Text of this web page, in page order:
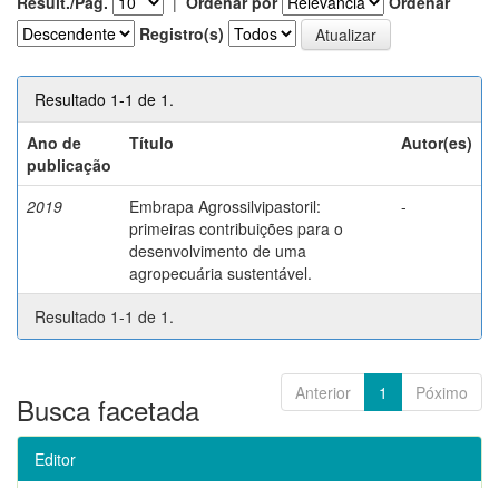
Registro(s)
Resultado 1-1 de 1.
Ano de
publicação
Título Autor(es)
2019
Embrapa Agrossilvipastoril:
primeiras contribuições para o
desenvolvimento de uma
agropecuária sustentável.
-
Resultado 1-1 de 1.
Anterior 1 Póximo
Busca facetada
Editor